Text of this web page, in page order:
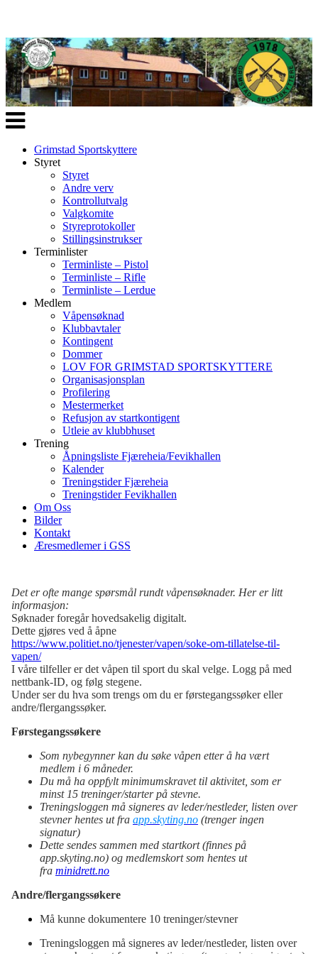
Veksle
navigasjon
Grimstad Sportskyttere
Styret
Styret
Andre verv
Kontrollutvalg
Valgkomite
Styreprotokoller
Stillingsinstrukser
Terminlister
Terminliste – Pistol
Terminliste – Rifle
Terminliste – Lerdue
Medlem
Våpensøknad
Klubbavtaler
Kontingent
Dommer
LOV FOR GRIMSTAD SPORTSKYTTERE
Organisasjonsplan
Profilering
Mestermerket
Refusjon av startkontigent
Utleie av klubbhuset
Trening
Åpningsliste Fjæreheia/Fevikhallen
Kalender
Treningstider Fjæreheia
Treningstider Fevikhallen
Om Oss
Bilder
Kontakt
Æresmedlemer i GSS
Det er ofte mange spørsmål rundt våpensøknader. Her er litt
informasjon:
Søknader foregår hovedsakelig digitalt.
Dette gjøres ved å åpne
https://www.politiet.no/tjenester/vapen/soke-om-tillatelse-til-
vapen/
I våre tilfeller er det våpen til sport du skal velge. Logg på med
nettbank-ID, og følg stegene.
Under ser du hva som trengs om du er førstegangssøker eller
andre/flergangssøker.
Førstegangssøkere
Som nybegynner kan du søke våpen etter å ha vært
medlem i 6 måneder.
Du må ha oppfylt minimumskravet til aktivitet, som er
minst 15 treninger/starter på stevne.
Treningsloggen må signeres av leder/nestleder, listen over
stevner hentes ut fra app.skyting.no (trenger ingen
signatur)
Dette sendes sammen med startkort (finnes på
app.skyting.no) og medlemskort som hentes ut
fra minidrett.no
Andre/flergangssøkere
Må kunne dokumentere 10 treninger/stevner
Treningsloggen må signeres av leder/nestleder, listen over